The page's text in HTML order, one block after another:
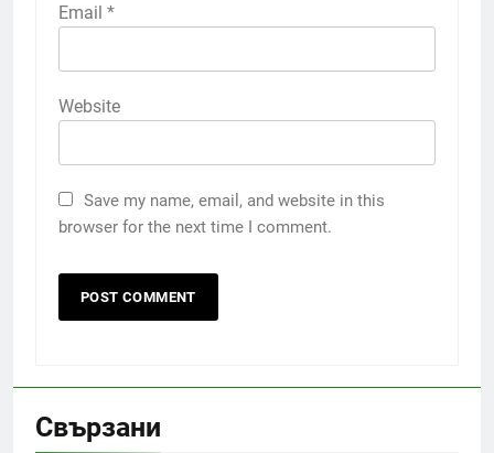
Email *
Website
Save my name, email, and website in this
browser for the next time I comment.
Свързани